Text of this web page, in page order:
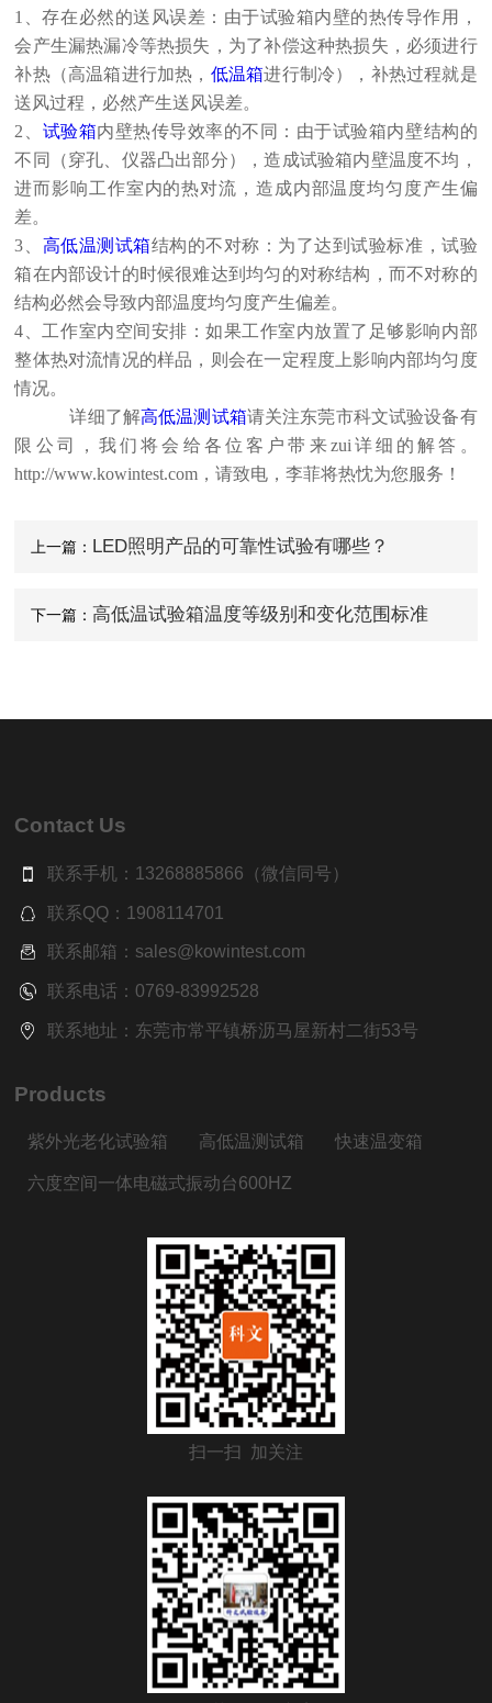
1
、存在必然的送风误差：由于试验箱内壁的热传导作用，
会产生漏热漏冷等热损失，为了补偿这种热损失，必须进行
补热（高温箱进行加热， 低温箱进行制冷），补热过程就是
送风过程，必然产生送风误差。
2
试验箱内壁热传导效率的不同：由于试验箱内壁结构的
不同（穿孔、仪器凸出部分），造成试验箱内壁温度不均，
进而影响工作室内的热对流，造成内部温度均匀度产生偏
差。
3
高低温测试箱结构的不对称：为了达到试验标准，试验
箱在内部设计的时候很难达到均匀的对称结构，而不对称的
结构必然会导致内部温度均匀度产生偏差。
4 、工作室内空间安排：如果工作室内放置了足够影响内部
整体热对流情况的样品，则会在一定程度上影响内部均匀度
情况。
详细了解高低温测试箱请关注东莞市科文试验设备有
限公司，我们将会给各位客户带来zui详细的解答。
http://www.kowintest.com ，请致电 ，李菲将热忱为您服务！
上一篇： LED照明产品的可靠性试验有哪些？
下一篇： 高低温试验箱温度等级别和变化范围标准
Contact Us
联系手机：13268885866（微信同号）
联系QQ：1908114701
联系邮箱：sales@kowintest.com
联系电话：0769-83992528
联系地址：东莞市常平镇桥沥马屋新村二街53号
Products
紫外光老化试验箱 高低温测试箱 快速温变箱
六度空间一体电磁式振动台600HZ
扫一扫 加关注